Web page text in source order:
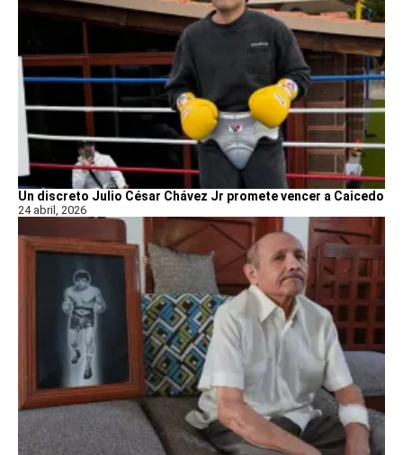
Un discreto Julio César Chávez Jr promete vencer a Caicedo
24 abril, 2026